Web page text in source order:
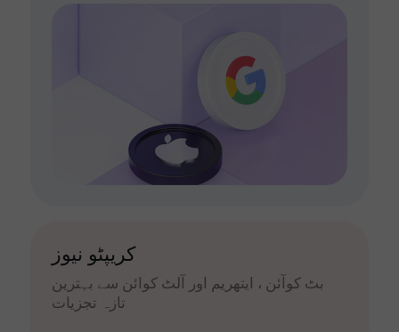
کریپٹو نیوز
بٹ کوآئن ، ایتھریم اور آلٹ کوائن سے بہترین
تازہ تجزیات